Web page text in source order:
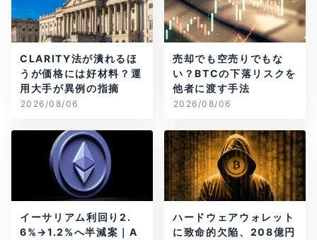
CLARITY法が潰れるほ
うが価格には好材料？運
用大手が異例の指摘
2026/08/06
売却でも空売りでもな
い？BTCの下落リスクを
他者に渡す手法
2026/08/06
イーサリアム利回り2.
6%→1.2%へ半減案｜A
ハードウェアウォレット
に致命的欠陥、208億円